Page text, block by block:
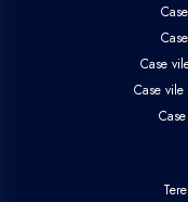
Case
Case